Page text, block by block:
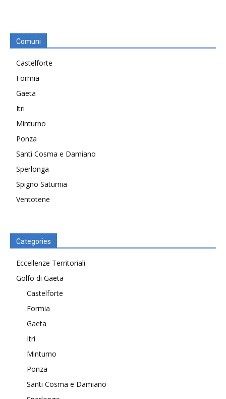
Comuni
Castelforte
Formia
Gaeta
Itri
Minturno
Ponza
Santi Cosma e Damiano
Sperlonga
Spigno Saturnia
Ventotene
Categories
Eccellenze Territoriali
Golfo di Gaeta
Castelforte
Formia
Gaeta
Itri
Minturno
Ponza
Santi Cosma e Damiano